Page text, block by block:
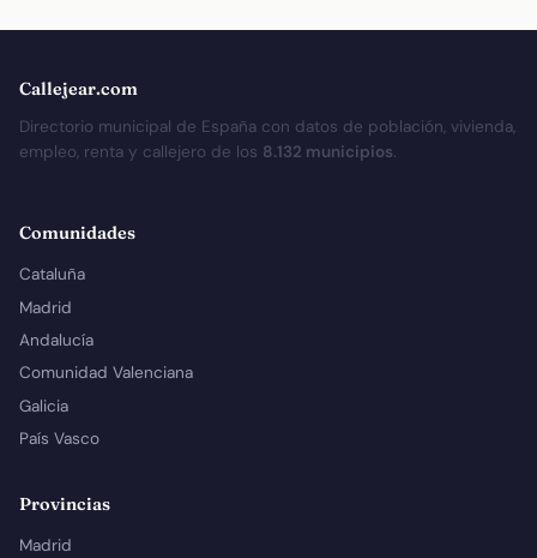
Callejear.com
Directorio municipal de España con datos de población, vivienda,
empleo, renta y callejero de los 8.132 municipios.
Comunidades
Cataluña
Madrid
Andalucía
Comunidad Valenciana
Galicia
País Vasco
Provincias
Madrid